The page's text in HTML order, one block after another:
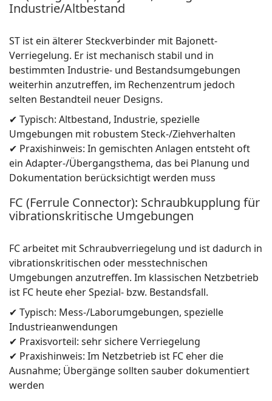
Industrie/Altbestand
ST ist ein älterer Steckverbinder mit Bajonett-
Verriegelung. Er ist mechanisch stabil und in
bestimmten Industrie- und Bestandsumgebungen
weiterhin anzutreffen, im Rechenzentrum jedoch
selten Bestandteil neuer Designs.
✔ Typisch: Altbestand, Industrie, spezielle
Umgebungen mit robustem Steck-/Ziehverhalten
✔ Praxishinweis: In gemischten Anlagen entsteht oft
ein Adapter-/Übergangsthema, das bei Planung und
Dokumentation berücksichtigt werden muss
FC (Ferrule Connector): Schraubkupplung für
vibrationskritische Umgebungen
FC arbeitet mit Schraubverriegelung und ist dadurch in
vibrationskritischen oder messtechnischen
Umgebungen anzutreffen. Im klassischen Netzbetrieb
ist FC heute eher Spezial- bzw. Bestandsfall.
✔ Typisch: Mess-/Laborumgebungen, spezielle
Industrieanwendungen
✔ Praxisvorteil: sehr sichere Verriegelung
✔ Praxishinweis: Im Netzbetrieb ist FC eher die
Ausnahme; Übergänge sollten sauber dokumentiert
werden